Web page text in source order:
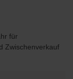
für
Zwischenverkauf